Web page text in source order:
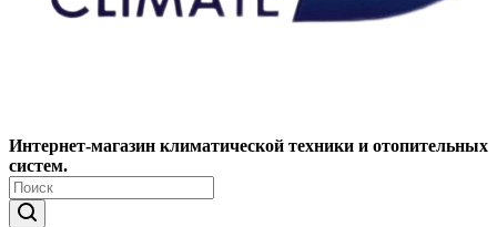
Интернет-магазин климатической техники и отопительных
систем.